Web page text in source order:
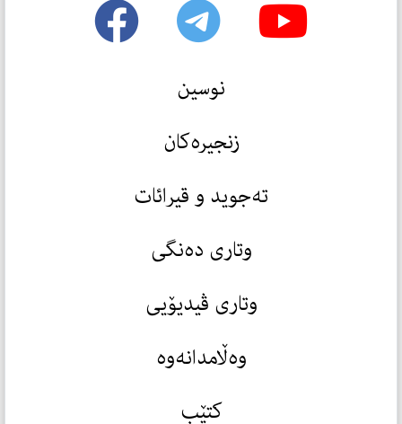
نوسین
زنجیرەکان
تەجوید و قیرائات
وتاری دەنگی
وتاری ڤیدیۆیی
وەڵامدانەوە
کتێب